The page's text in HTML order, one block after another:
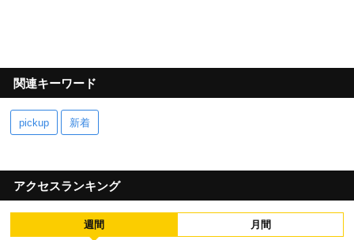
関連キーワード
pickup 新着
アクセスランキング
週間 月間